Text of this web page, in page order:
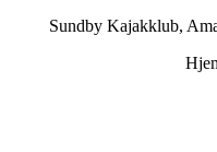
Sundby Kajakklub,